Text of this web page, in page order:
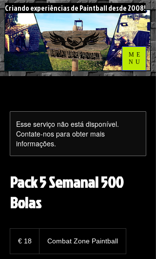
ME
NU
Criando experiências de Paintball desde 2008!
Esse serviço não está disponível.
Contate-nos para obter mais
informações.
Pack 5 Semanal 500
Bolas
€ 18 Combat Zone Paintball